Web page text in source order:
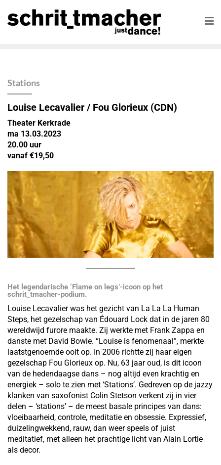
Stations
Louise Lecavalier / Fou Glorieux (CDN)
Theater Kerkrade
ma 13.03.2023
20.00 uur
vanaf €19,50
Het legendarische ‘Flame on legs’-icoon op het
schrit_tmacher-podium.
Louise Lecavalier was het gezicht van La La La Human
Steps, het gezelschap van Édouard Lock dat in de jaren 80
wereldwijd furore maakte. Zij werkte met Frank Zappa en
danste met David Bowie. “Louise is fenomenaal”, merkte
laatstgenoemde ooit op. In 2006 richtte zij haar eigen
gezelschap Fou Glorieux op. Nu, 63 jaar oud, is dit icoon
van de hedendaagse dans – nog altijd even krachtig en
energiek – solo te zien met ‘Stations’. Gedreven op de jazzy
klanken van saxofonist Colin Stetson verkent zij in vier
delen – ‘stations’ – de meest basale principes van dans:
vloeibaarheid, controle, meditatie en obsessie. Expressief,
duizelingwekkend, rauw, dan weer speels of juist
meditatief, met alleen het prachtige licht van Alain Lortie
als decor.